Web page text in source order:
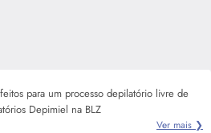
para um processo depilatório livre de
Depimiel na BLZ
Ver mais ❯